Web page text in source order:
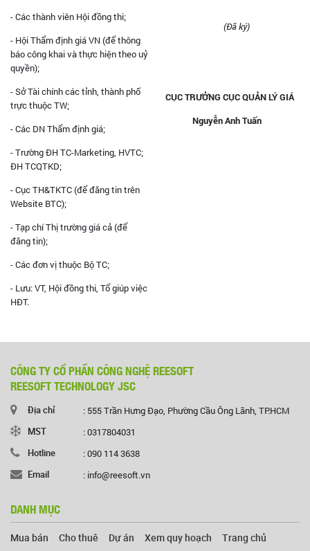
- Các thành viên Hội đồng thi;
- Hội Thẩm định giá VN (để thông
báo công khai và thực hiện theo uỷ
quyền);
- Sở Tài chính các tỉnh, thành phố
trực thuộc TW;
- Các DN Thẩm định giá;
- Trường ĐH TC-Marketing, HVTC;
ĐH TCQTKD;
- Cục TH&TKTC (để đăng tin trên
Website BTC);
- Tạp chí Thị trường giá cả (để
đăng tin);
- Các đơn vị thuộc Bộ TC;
- Lưu: VT, Hội đồng thi, Tổ giúp việc
HĐT.
(Đã ký)
CỤC TRƯỞNG CỤC QUẢN LÝ GIÁ
Nguyễn Anh Tuấn
CÔNG TY CỔ PHẦN CÔNG NGHỆ REESOFT
REESOFT TECHNOLOGY JSC
Địa chỉ
: 555 Trần Hưng Đạo, Phường Cầu Ông Lãnh, TP.HCM
MST
: 0317804031
Hotline
: 090 114 3638
Email
: info@reesoft.vn
DANH MỤC
Mua bán Cho thuê Dự án Xem quy hoạch
Trang chủ